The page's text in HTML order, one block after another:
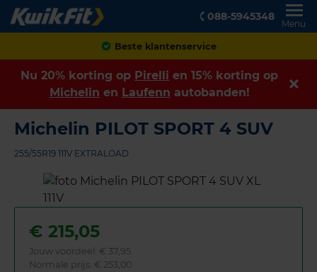
088-5945348
Menu
Achteraf betalen
Nu 20% korting op Pirelli en 15% korting op
Michelin en Laufenn autobanden!
Michelin PILOT SPORT 4 SUV
255/55R19 111V EXTRALOAD
€ 215,05
Jouw voordeel: € 37,95
Normale prijs: € 253,00